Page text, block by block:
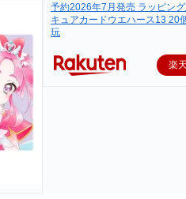
予約2026年7月発売 ラッピン
キュアカードウエハース13 20
玩
楽